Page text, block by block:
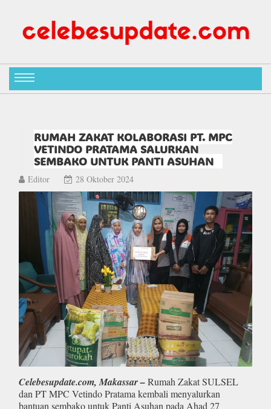
RUMAH ZAKAT KOLABORASI PT. MPC
VETINDO PRATAMA SALURKAN
SEMBAKO UNTUK PANTI ASUHAN
Editor 28 Oktober 2024
Celebesupdate.com, Makassar –Rumah Zakat SULSEL
dan PT MPC Vetindo Pratama kembali menyalurkan
bantuan sembako untuk Panti Asuhan pada Ahad 27